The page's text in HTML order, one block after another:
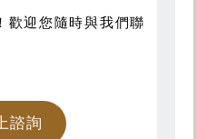
歡迎您隨時與我們聯
諮詢